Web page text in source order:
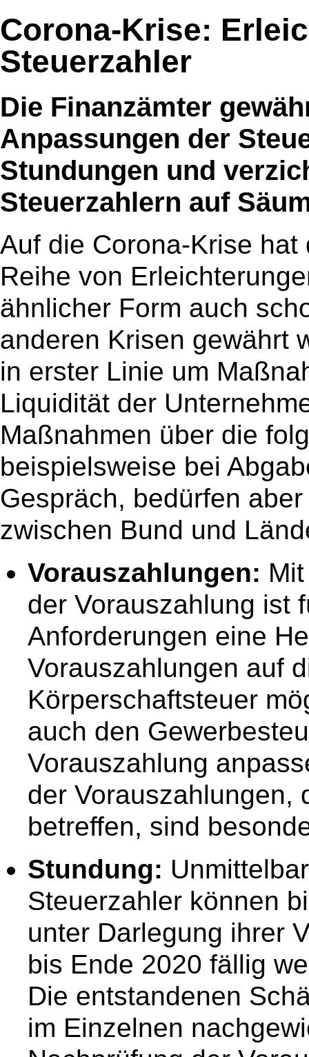
Corona-Krise:
Steuerzahler
Die Finanzämter
Anpassungen der
Stundungen und
Steuerzahlern auf
Auf die Corona-Krise
Reihe von
ähnlicher Form auch
anderen Krisen gewährt
in erster Linie um
Liquidität der
Maßnahmen über die
beispielsweise bei
Gespräch, bedürfen
zwischen Bund und
Vorauszahlungen:
der Vorauszahlung ist
Anforderungen eine
Vorauszahlungen auf
Körperschaftsteuer
auch den
Vorauszahlung
der Vorauszahlungen,
betreffen, sind
Stundung:
Steuerzahler können
unter Darlegung ihrer
bis Ende 2020 fällig
Die entstandenen
im Einzelnen